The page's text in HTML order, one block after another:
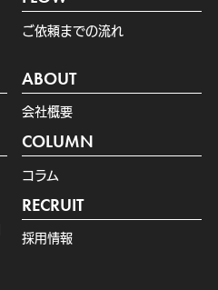
ご依頼までの流れ
ABOUT
会社概要
COLUMN
コラム
RECRUIT
採用情報